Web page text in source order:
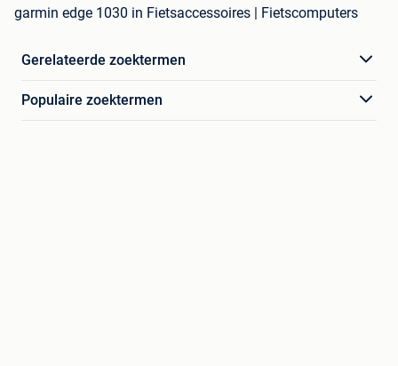
garmin edge 1030 in Fietsaccessoires | Fietscomputers
Gerelateerde zoektermen
Populaire zoektermen